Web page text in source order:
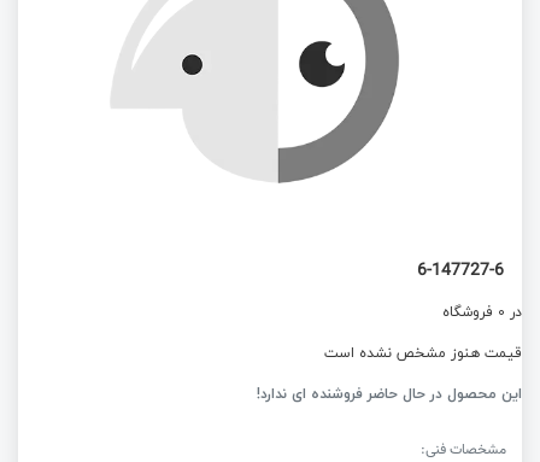
6-147727-6
در 0 فروشگاه
قیمت هنوز مشخص نشده است
این محصول در حال حاضر فروشنده ای ندارد!
مشخصات فنی: